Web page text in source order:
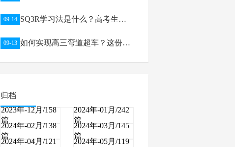
09-14 SQ3R学习法是什么？高考生如
09-13 如何实现高三弯道超车？这份高
归档
2023年-12月/158
篇
2024年-01月/242
篇
2024年-02月/138
篇
2024年-03月/145
篇
2024年-04月/121
2024年-05月/119